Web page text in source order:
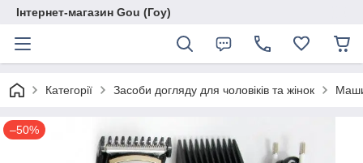
Інтернет-магазин Gou (Гоу)
Категорії Засоби догляду для чоловіків та жінок
–50%